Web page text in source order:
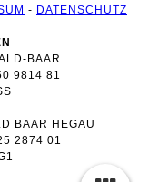
- DATENSCHUTZ
BAAR
9814 81
BAAR HEGAU
2874 01